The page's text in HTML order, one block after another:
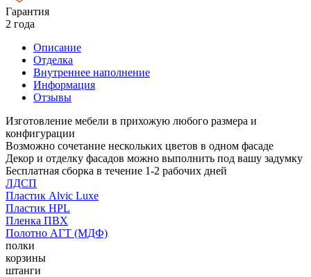
Гарантия
2 года
Описание
Отделка
Внутреннее наполнение
Информация
Отзывы
Изготовление мебели в прихожую любого размера и
конфигурации
Возможно сочетание нескольких цветов в одном фасаде
Декор и отделку фасадов можно выполнить под вашу задумку
Бесплатная сборка в течение 1-2 рабочих дней
ЛДСП
Пластик Alvic Luxe
Пластик HPL
Пленка ПВХ
Полотно АГТ (МДФ)
полки
корзины
штанги